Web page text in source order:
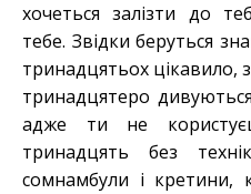
хочеться залізти до
тебе. Звідки беруться
тринадцятьох цікавило,
тринадцятеро
адже ти не
тринадцять без
сомнамбули і